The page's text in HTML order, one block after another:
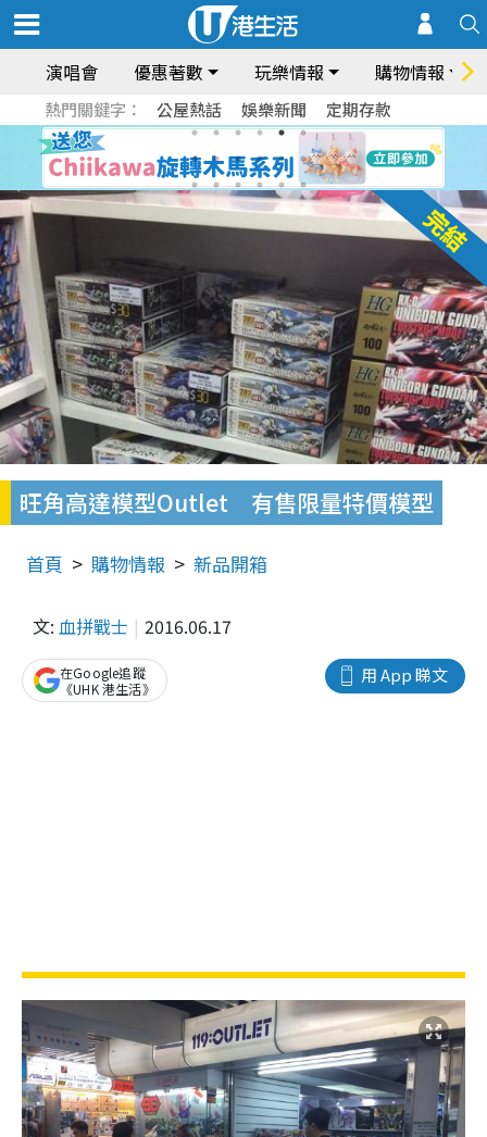
演唱會 優惠著數 玩樂情報 購物情報
熱門關鍵字： 公屋熱話 娛樂新聞 定期存款
旺角高達模型Outlet 有售限量特價模型
首頁 購物情報 新品開箱
文: 血拼戰士 2016.06.17
用 App 睇文
在Google追蹤
《UHK 港生活》